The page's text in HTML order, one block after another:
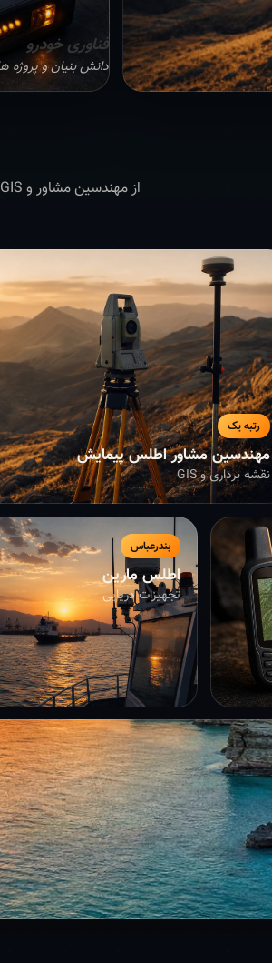
فناوری خودرو
دانش بنیان و پروژه
رتبه یک
مهندسین مشاور اطلس پیمایش
نقشه برداری و GIS
بندرعباس
اطلس مارین
تجهیزات دریایی